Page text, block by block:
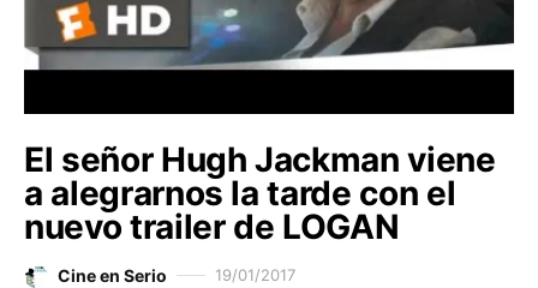
El señor Hugh Jackman viene
a alegrarnos la tarde con el
nuevo trailer de LOGAN
Cine en Serio 19/01/2017